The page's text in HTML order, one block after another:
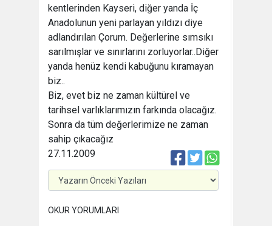
kentlerinden Kayseri, diğer yanda İç
Anadolunun yeni parlayan yıldızı diye
adlandırılan Çorum. Değerlerine sımsıkı
sarılmışlar ve sınırlarını zorluyorlar..Diğer
yanda henüz kendi kabuğunu kıramayan
biz..
Biz, evet biz ne zaman kültürel ve
tarihsel varlıklarımızın farkında olacağız.
Sonra da tüm değerlerimize ne zaman
sahip çıkacağız
27.11.2009
OKUR YORUMLARI